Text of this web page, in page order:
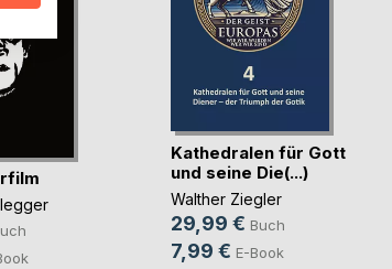
Kathedralen für Gott
und seine Die(...)
Walther Ziegler
29,99 € Buch
7,99 € E-Book